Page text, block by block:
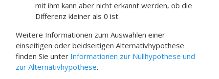
mit ihm kann aber nicht erkannt werden, ob die
Differenz kleiner als 0 ist.
Weitere Informationen zum Auswählen einer
einseitigen oder beidseitigen Alternativhypothese
finden Sie unter Informationen zur Nullhypothese und
zur Alternativhypothese.